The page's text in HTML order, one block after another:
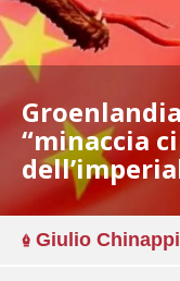
“minaccia
Giulio Chinappi